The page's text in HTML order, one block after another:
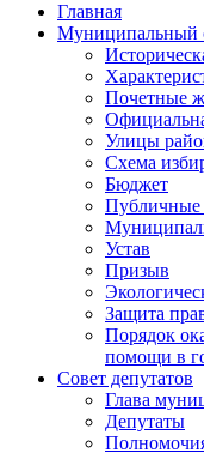
Главная
Муниципальный
Почетные
Улицы
Схема
Бюджет
Публичные
Устав
Призыв
Защита
Порядок
помощи в
Совет депутатов
Глава
Депутаты